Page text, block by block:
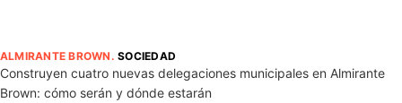
ALMIRANTE BROWN .SOCIEDAD
Construyen cuatro nuevas delegaciones municipales en Almirante
Brown: cómo serán y dónde estarán